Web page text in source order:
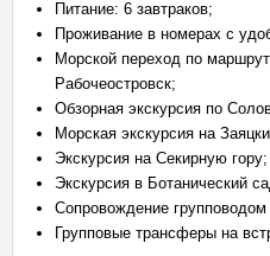
Питание: 6 завтраков;
Проживание в номерах с
Морской переход по
Рабочеостровск;
Обзорная экскурсия по
Морская экскурсия на
Экскурсия на Секирную гору;
Экскурсия в Ботанический
Сопровождение
Групповые трансферы на